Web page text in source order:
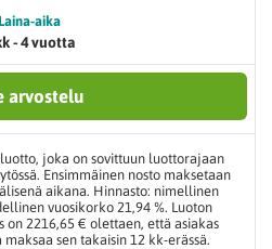
Laina-aika
- 4 vuotta
arvostelu
joka on sovittuun luottorajaan
Ensimmäinen nosto maksetaan
aikana. Hinnasto: nimellinen
vuosikorko 21,94 %. Luoton
on 2216,65 € olettaen, että asiakas
sen takaisin 12 kk-erässä.